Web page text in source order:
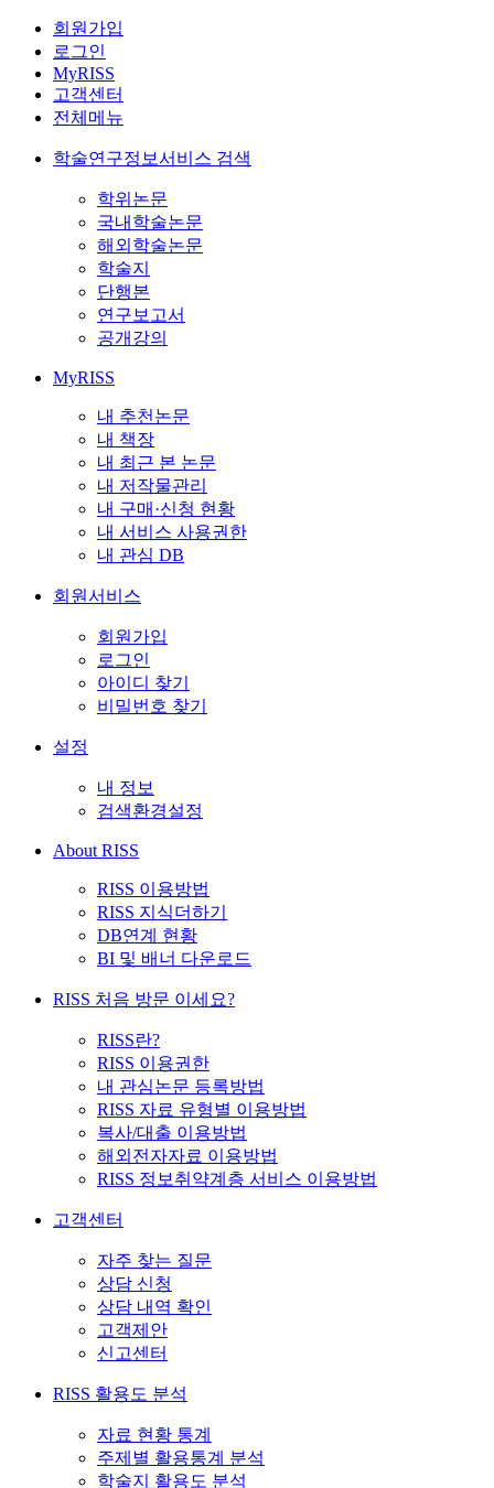
회원가입
로그인
MyRISS
고객센터
전체메뉴
학술연구정보서비스 검색
학위논문
국내학술논문
해외학술논문
학술지
단행본
연구보고서
공개강의
MyRISS
내 추천논문
내 책장
내 최근 본 논문
내 저작물관리
내 구매·신청 현황
내 서비스 사용권한
내 관심 DB
회원서비스
회원가입
로그인
아이디 찾기
비밀번호 찾기
설정
내 정보
검색환경설정
About RISS
RISS 이용방법
RISS 지식더하기
DB연계 현황
BI 및 배너 다운로드
RISS 처음 방문 이세요?
RISS란?
RISS 이용권한
내 관심논문 등록방법
RISS 자료 유형별 이용방법
복사/대출 이용방법
해외전자자료 이용방법
RISS 정보취약계층 서비스 이용방법
고객센터
자주 찾는 질문
상담 신청
상담 내역 확인
고객제안
신고센터
RISS 활용도 분석
자료 현황 통계
주제별 활용통계 분석
학술지 활용도 분석